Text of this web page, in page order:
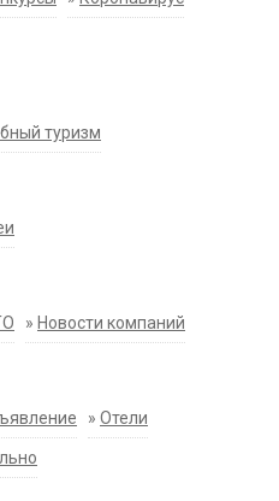
туризм
» Новости компаний
» Отели